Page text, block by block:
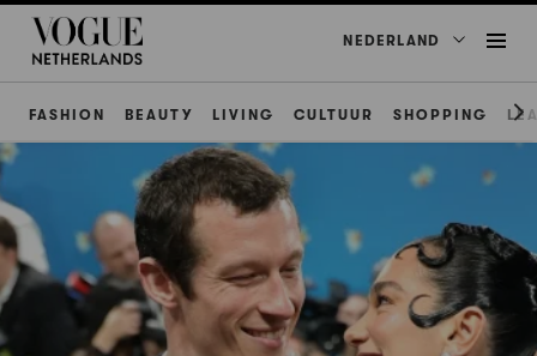
NEDERLAND
FASHION BEAUTY LIVING CULTUUR SHOPPING